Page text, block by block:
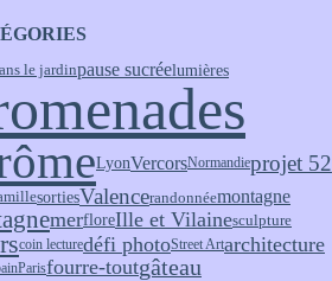
le jardinpause sucréelumières
LyonVercorsNormandieprojet 52
sortiesValencerandonnéemontagne
merfloreIlle et Vilainesculpture
coin lecturedéfi photoStreet Artarchitecture
Parisfourre-toutgâteau